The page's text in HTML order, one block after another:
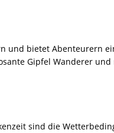
und bietet Abenteurern
Gipfel Wanderer
sind die